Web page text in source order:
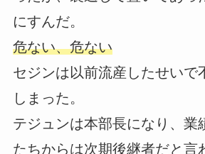
にすんだ。
危ない、危ない
セジンは以前流産したせいで
しまった。
テジュンは本部長になり、業
たちからは次期後継者だと言